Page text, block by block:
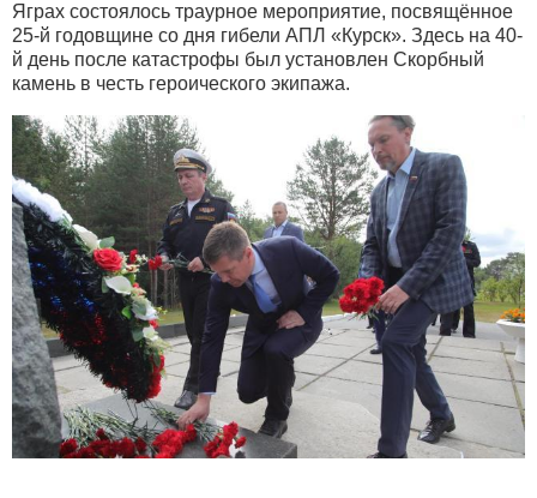
Яграх состоялось траурное мероприятие, посвящённое
25-й годовщине со дня гибели АПЛ «Курск». Здесь на 40-
й день после катастрофы был установлен Скорбный
камень в честь героического экипажа.